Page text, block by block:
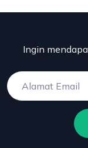
Ingin